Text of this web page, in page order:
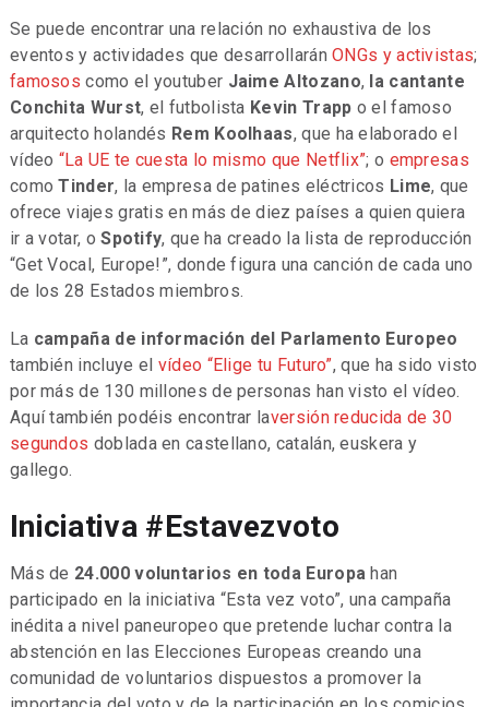
Se puede encontrar una relación no exhaustiva de los
eventos y actividades que desarrollaránONGs y activistas;
famosos como el youtuber Jaime Altozano, la cantante
Conchita Wurst, el futbolista Kevin Trapp o el famoso
arquitecto holandés Rem Koolhaas, que ha elaborado el
vídeo “La UE te cuesta lo mismo que Netflix”; o empresas
comoTinder, la empresa de patines eléctricos Lime, que
ofrece viajes gratis en más de diez países a quien quiera
ir a votar, oSpotify, que ha creado la lista de reproducción
“Get Vocal, Europe!”, donde figura una canción de cada uno
de los 28 Estados miembros.
La campaña de información del Parlamento Europeo
también incluye el vídeo “Elige tu Futuro”, que ha sido visto
por más de 130 millones de personas han visto el vídeo.
Aquí también podéis encontrar laversión reducida de 30
segundos doblada en castellano, catalán, euskera y
gallego.
Iniciativa #Estavezvoto
Más de 24.000 voluntarios en toda Europa han
participado en la iniciativa “Esta vez voto”, una campaña
inédita a nivel paneuropeo que pretende luchar contra la
abstención en las Elecciones Europeas creando una
comunidad de voluntarios dispuestos a promover la